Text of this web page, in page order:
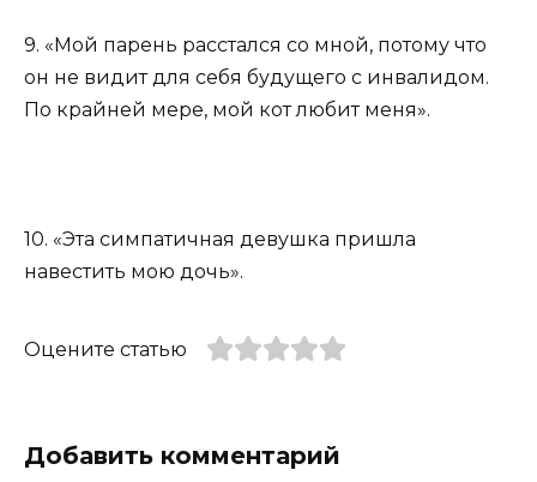
9. «Мой парень расстался со мной, потому что
он не видит для себя будущего с инвалидом.
По крайней мере, мой кот любит меня».
10. «Эта симпатичная девушка пришла
навестить мою дочь».
Оцените статью
Добавить комментарий